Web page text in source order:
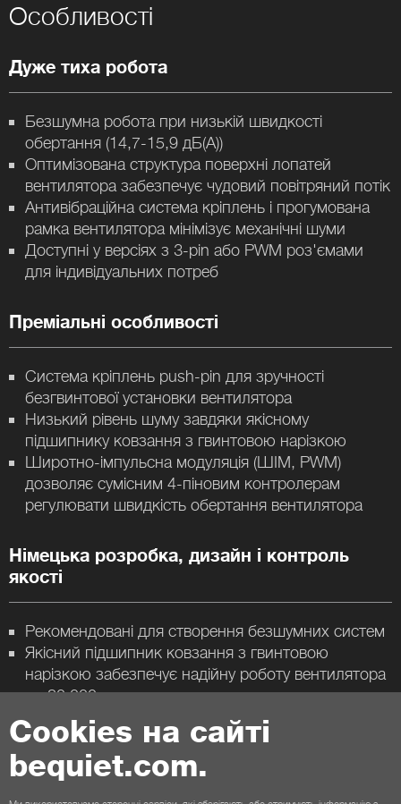
Cookies на сайті
bequiet.com.
Особливості
Дуже тиха робота
Безшумна робота при низькій швидкості
обертання (14,7-15,9 дБ(А))
Оптимізована структура поверхні лопатей
вентилятора забезпечує чудовий повітряний потік
Антивібраційна система кріплень і прогумована
рамка вентилятора мінімізує механічні шуми
Доступні у версіях з 3-pin або PWM роз'ємами
для індивідуальних потреб
Преміальні особливості
Система кріплень push-pin для зручності
безгвинтової установки вентилятора
Низький рівень шуму завдяки якісному
підшипнику ковзання з гвинтовою нарізкою
Широтно-імпульсна модуляція (ШІМ, PWM)
дозволяє сумісним 4-піновим контролерам
регулювати швидкість обертання вентилятора
Німецька розробка, дизайн і контроль
якості
Рекомендовані для створення безшумних систем
Якісний підшипник ковзання з гвинтовою
нарізкою забезпечує надійну роботу вентилятора
до 80.000 годин
3 роки гарантії від виробника
Контакти